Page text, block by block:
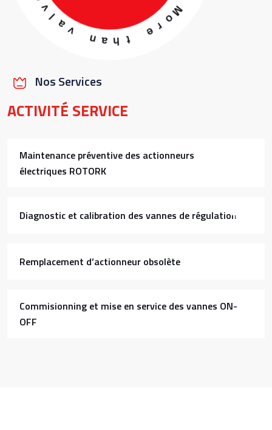
a
l
v
e
s
u
p
l
i
e
r
Nos Services
ACTIVITÉ SERVICE
Maintenance préventive des actionneurs
électriques ROTORK
Diagnostic et calibration des vannes de régulation
Remplacement d’actionneur obsolète
Commisionning et mise en service des vannes ON-
OFF